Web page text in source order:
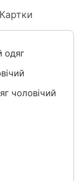
одяг
чоловічий